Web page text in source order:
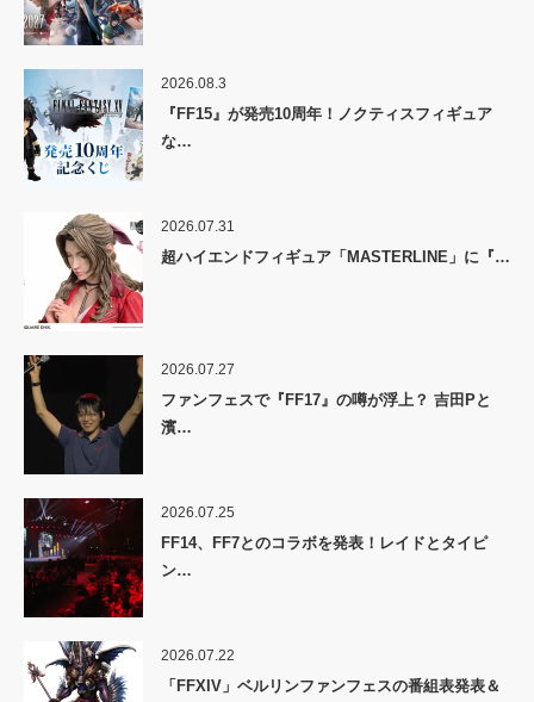
2026.08.3
『FF15』が発売10周年！ノクティスフィギュア
な…
2026.07.31
超ハイエンドフィギュア「MASTERLINE」に『…
2026.07.27
ファンフェスで『FF17』の噂が浮上？ 吉田Pと
濱…
2026.07.25
FF14、FF7とのコラボを発表！レイドとタイピ
ン…
2026.07.22
「FFXIV」ベルリンファンフェスの番組表発表＆